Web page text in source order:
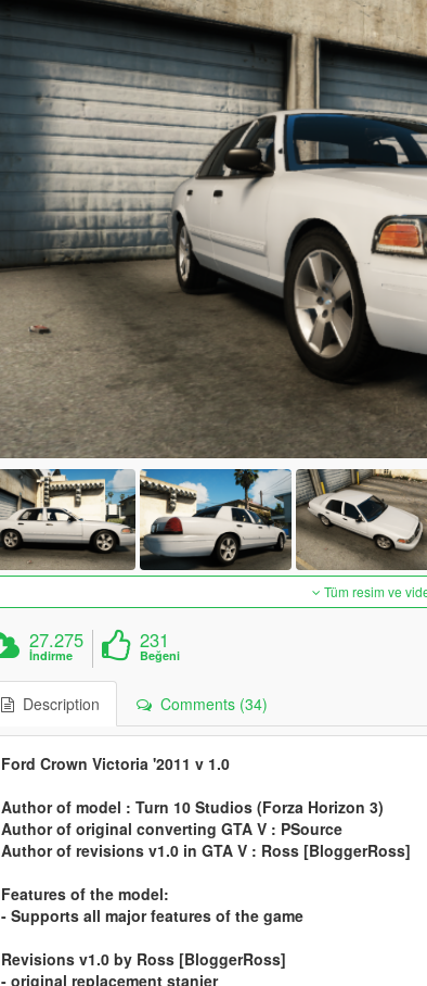
Tüm resim ve
27.275
İndirme
231
Beğeni
Description Comments (34)
Ford Crown Victoria '2011 v 1.0
Author of model : Turn 10 Studios (Forza Horizon 3)
Author of original converting GTA V : PSource
Author of revisions v1.0 in GTA V : Ross [BloggerRoss]
Features of the model:
- Supports all major features of the game
Revisions v1.0 by Ross [BloggerRoss]
- original replacement stanier